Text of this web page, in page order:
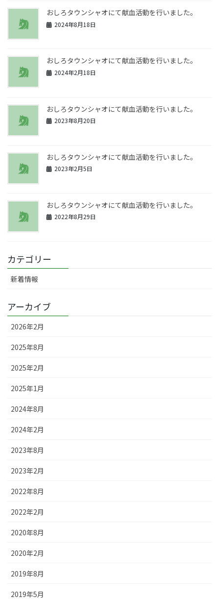
おしろタウンシャオにて献血活動を行いました。
2024年8月18日
おしろタウンシャオにて献血活動を行いました。
2024年2月18日
おしろタウンシャオにて献血活動を行いました。
2023年8月20日
おしろタウンシャオにて献血活動を行いました。
2023年2月5日
おしろタウンシャオにて献血活動を行いました。
2022年8月29日
カテゴリー
新着情報
アーカイブ
2026年2月
2025年8月
2025年2月
2025年1月
2024年8月
2024年2月
2023年8月
2023年2月
2022年8月
2022年2月
2020年8月
2020年2月
2019年8月
2019年5月